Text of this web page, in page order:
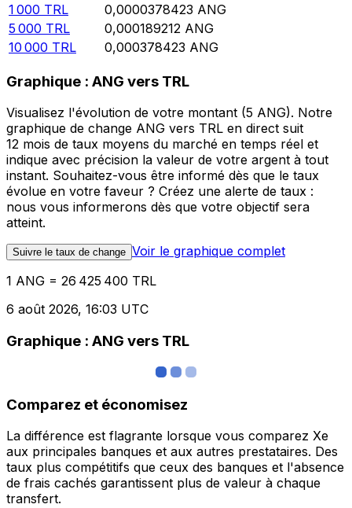
1 000 TRL 0,0000378423 ANG
5 000 TRL 0,000189212 ANG
10 000 TRL 0,000378423 ANG
Graphique : ANG vers TRL
Visualisez l'évolution de votre montant (5 ANG). Notre
graphique de change ANG vers TRL en direct suit
12 mois de taux moyens du marché en temps réel et
indique avec précision la valeur de votre argent à tout
instant. Souhaitez-vous être informé dès que le taux
évolue en votre faveur ? Créez une alerte de taux :
nous vous informerons dès que votre objectif sera
atteint.
Suivre le taux de change Voir le graphique complet
1 ANG = 26 425 400 TRL
6 août 2026, 16:03 UTC
Graphique : ANG vers TRL
Comparez et économisez
La différence est flagrante lorsque vous comparez Xe
aux principales banques et aux autres prestataires. Des
taux plus compétitifs que ceux des banques et l'absence
de frais cachés garantissent plus de valeur à chaque
transfert.